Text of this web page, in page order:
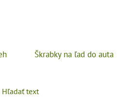
Škrabky na ľad do auta
Hľadať text